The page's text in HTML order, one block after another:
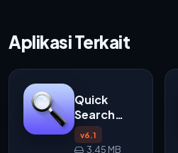
Aplikasi Terkait
Quick
Search
Widget
APK v6.1
v6.1
3.45 MB